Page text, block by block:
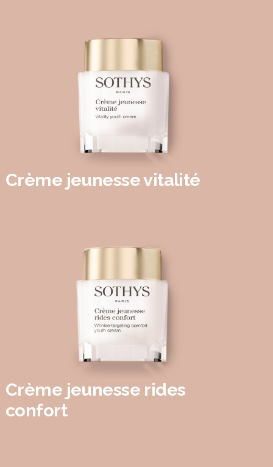
Crème jeunesse vitalité
Crème jeunesse rides
confort